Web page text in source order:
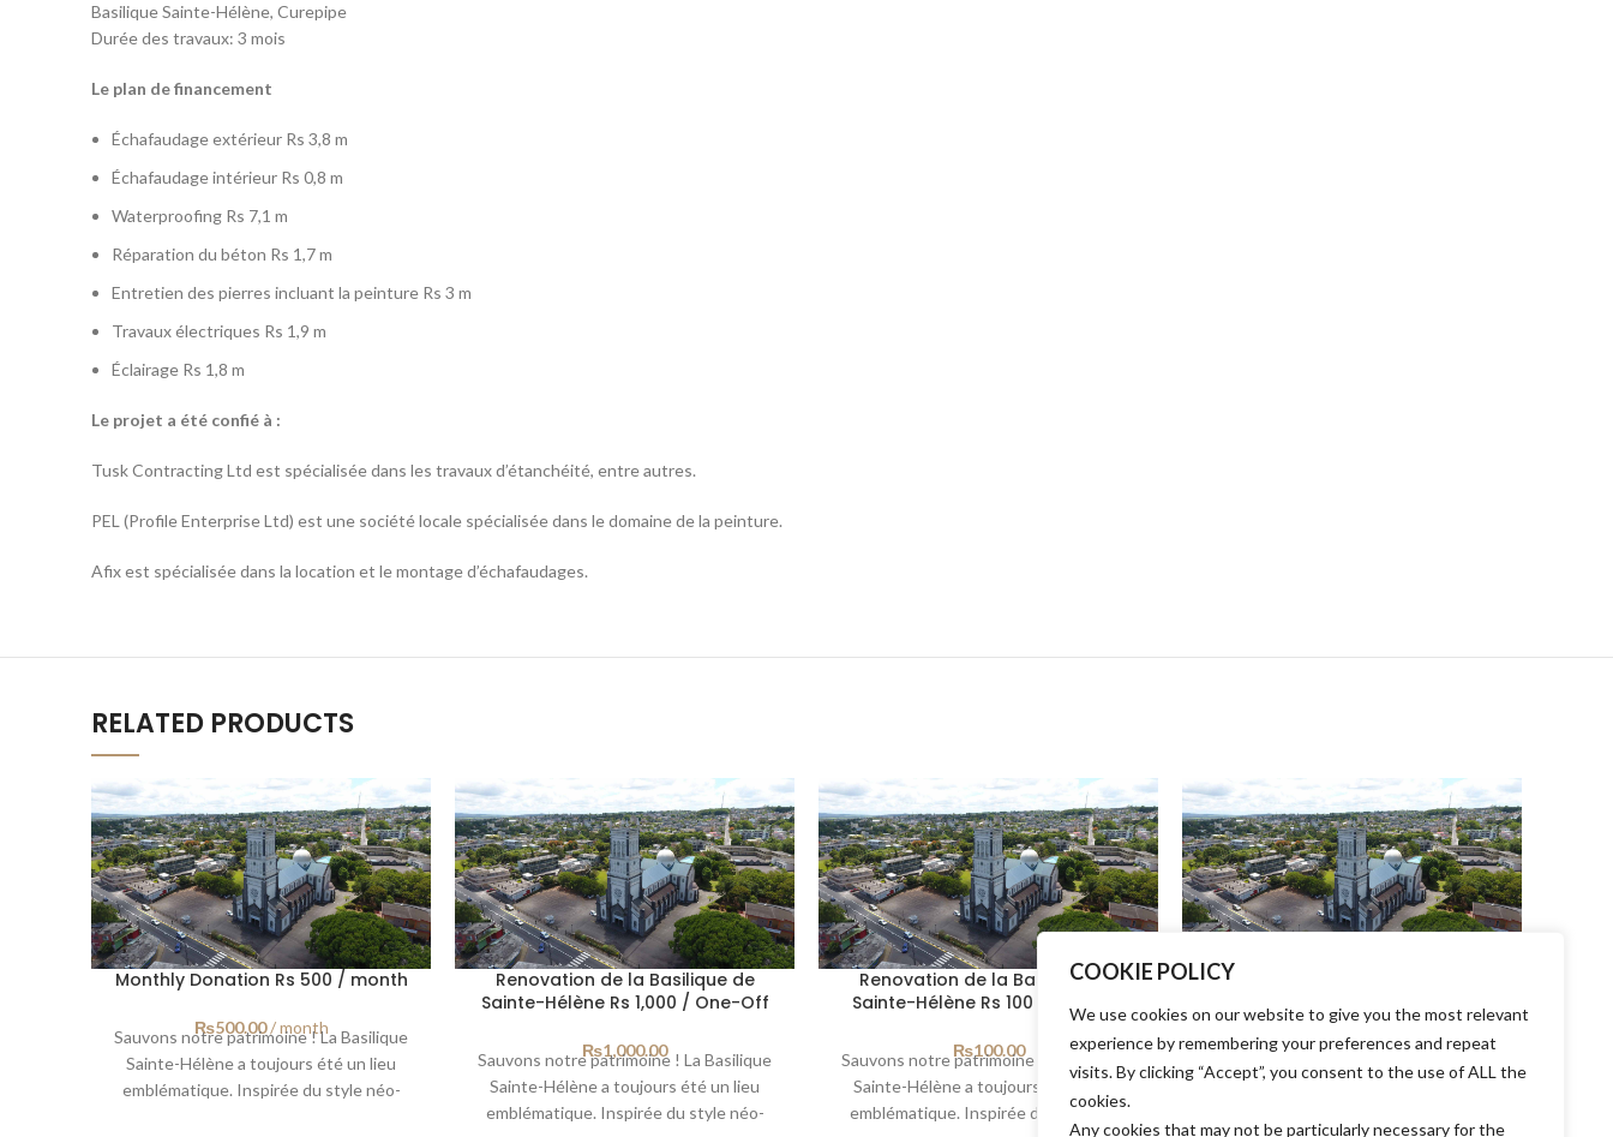
COOKIE POLICY
We use cookies on our website to give you the most relevant
experience by remembering your preferences and repeat
visits. By clicking “Accept”, you consent to the use of ALL the
cookies.
Any cookies that may not be particularly necessary for the
Basilique Sainte-Hélène, Curepipe
Durée des travaux: 3 mois
Le plan de financement
Échafaudage extérieur Rs 3,8 m
Échafaudage intérieur Rs 0,8 m
Waterproofing Rs 7,1 m
Réparation du béton Rs 1,7 m
Entretien des pierres incluant la peinture Rs 3 m
Travaux électriques Rs 1,9 m
Éclairage Rs 1,8 m
Le projet a été confié à :
Tusk Contracting Ltd est spécialisée dans les travaux d’étanchéité, entre autres.
PEL (Profile Enterprise Ltd) est une société locale spécialisée dans le domaine de la peinture.
Afix est spécialisée dans la location et le montage d’échafaudages.
RELATED PRODUCTS
Monthly Donation Rs 500 / month
₨500.00 / month
Sauvons notre patrimoine ! La Basilique
Sainte-Hélène a toujours été un lieu
emblématique. Inspirée du style néo-
Renovation de la Basilique de
Sainte-Hélène Rs 1,000 / One-Off
₨1,000.00
Sauvons notre patrimoine ! La Basilique
Sainte-Hélène a toujours été un lieu
emblématique. Inspirée du style néo-
Renovation de la Basilique de
Sainte-Hélène Rs 100 / One-Off
₨100.00
Sauvons notre patrimoine ! La Basilique
Sainte-Hélène a toujours été un lieu
emblématique. Inspirée du style néo-
Renovation de la Basilique de
Sainte-Hélène Rs 50 / One-Off
₨50.00
Sainte-Hélène a toujours été un lieu